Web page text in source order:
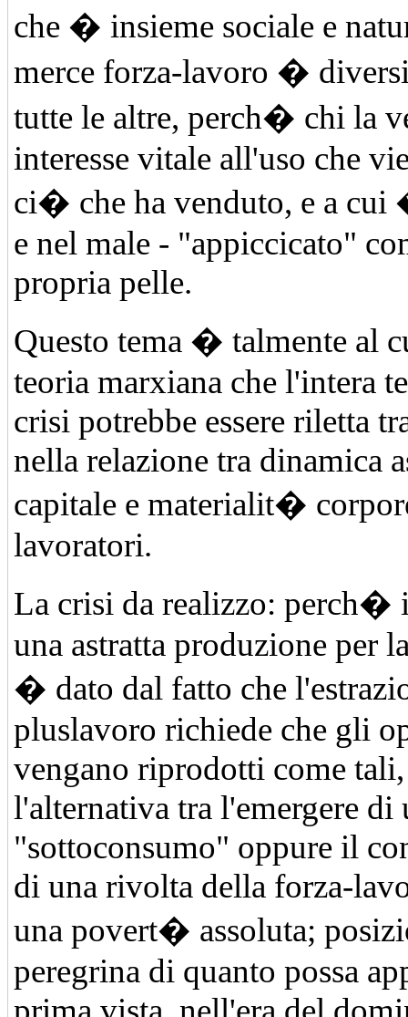
che � insieme sociale e
merce forza-lavoro �
tutte le altre, perch� chi la
interesse vitale all'uso che
ci� che ha venduto, e a cui
e nel male - "appiccicato"
propria pelle.
Questo tema � talmente al
teoria marxiana che l'intera
crisi potrebbe essere riletta
nella relazione tra dinamica
capitale e materialit�
lavoratori.
La crisi da realizzo: perch�
una astratta produzione per
� dato dal fatto che
pluslavoro richiede che gli
vengano riprodotti come tali,
l'alternativa tra l'emergere di
"sottoconsumo" oppure il
di una rivolta della forza-
una povert� assoluta;
peregrina di quanto possa